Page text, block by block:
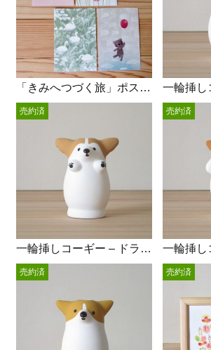
「きみへつづく旅」ポストカード4枚set
一輪挿しコーギー – ドライフラワー
売約済 売約済
売約済 売約済